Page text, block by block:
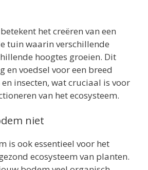
het creëren van een
tuin waarin verschillende
hoogtes groeien. Dit
en voedsel voor een breed
insecten, wat cruciaal is voor
van het ecosysteem.
niet
is ook essentieel voor het
ecosysteem van planten.